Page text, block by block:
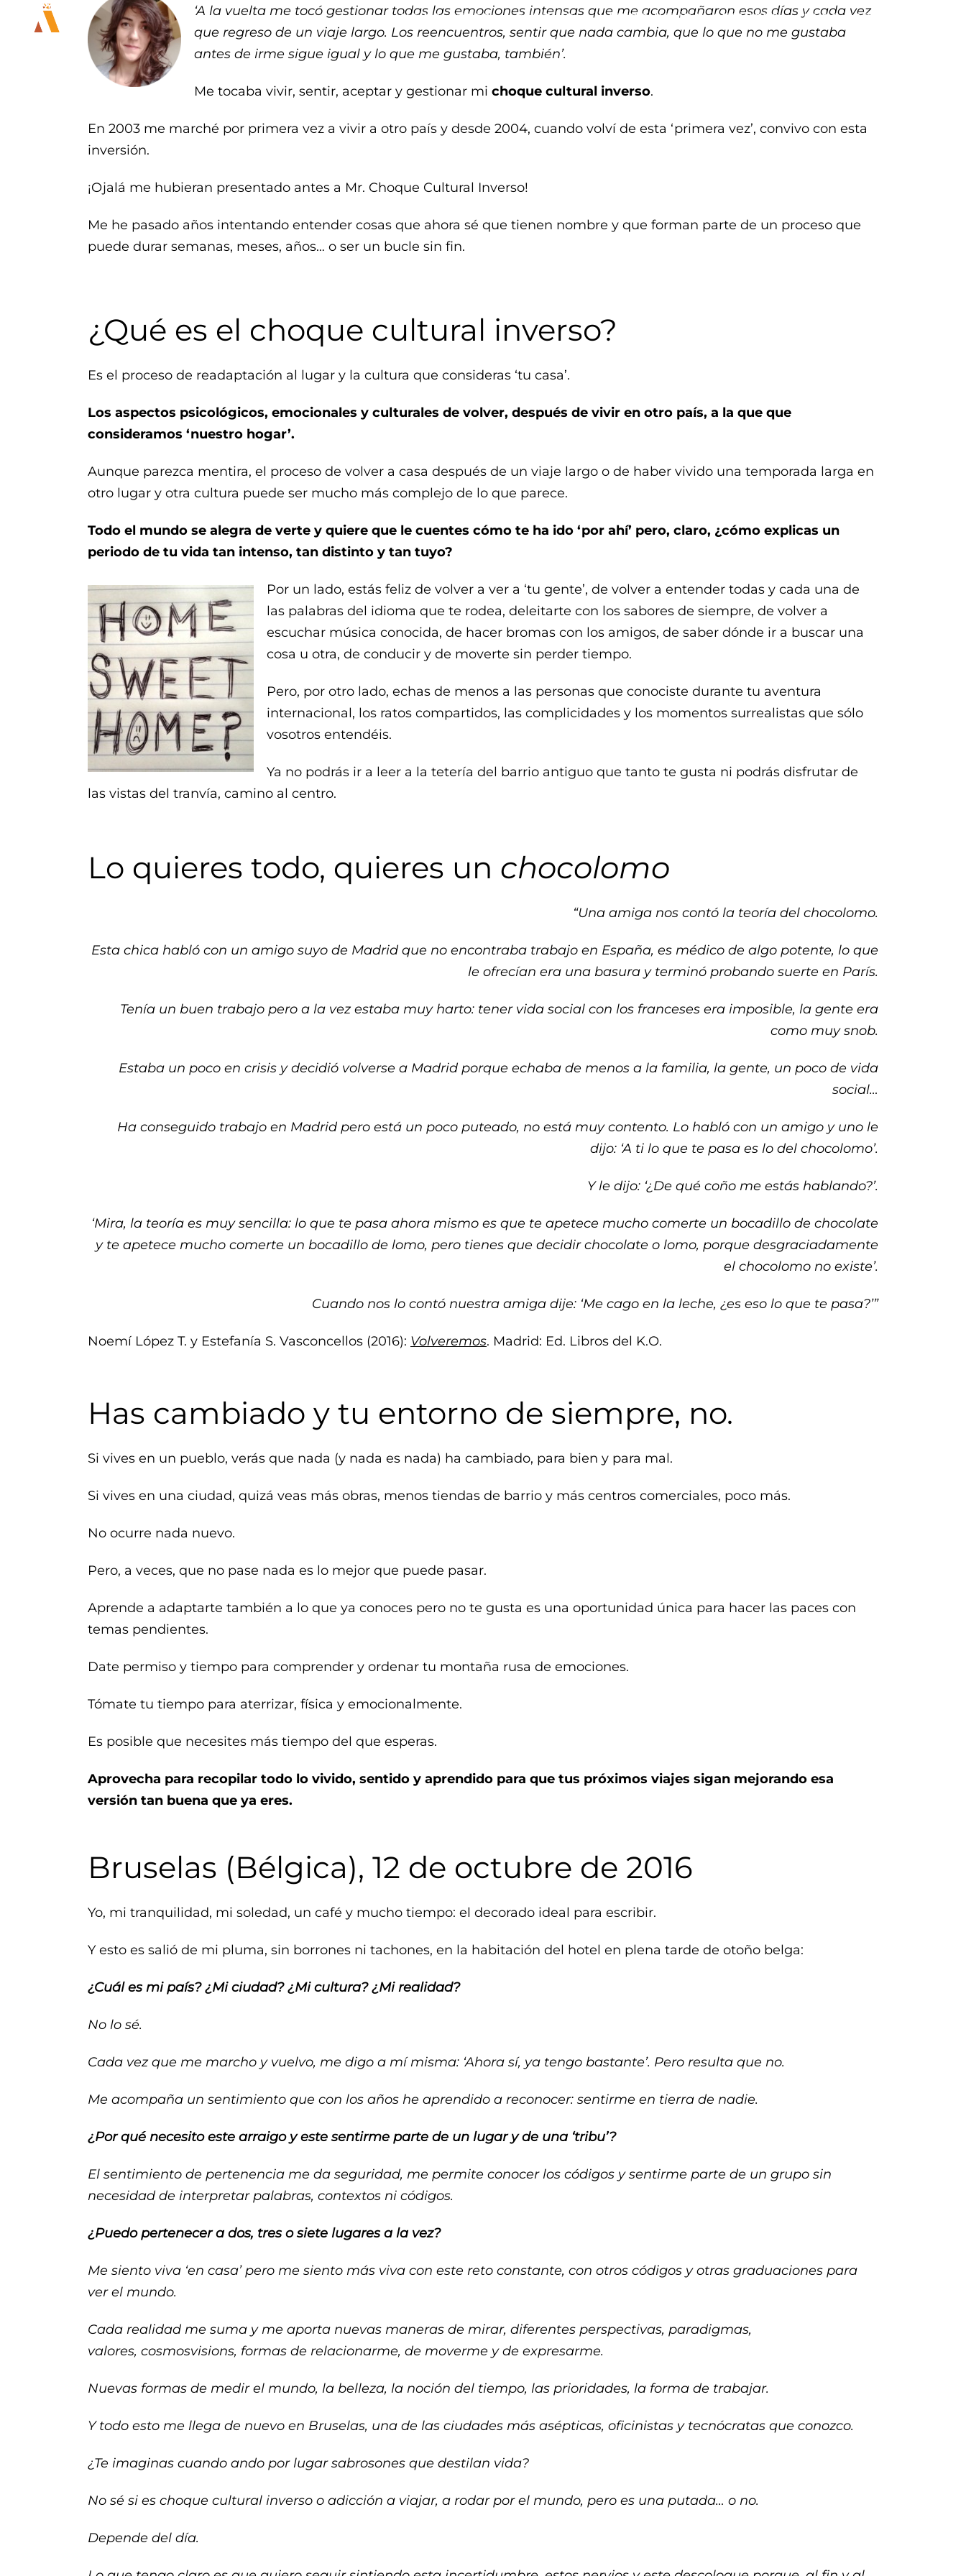
NEWSLETTER FANZINE INTERCULTURAL SERVICES BLOG HASTA 2022
‘A la vuelta me tocó gestionar todas las emociones intensas que me acompañaron esos días y cada vez
que regreso de un viaje largo. Los reencuentros, sentir que nada cambia, que lo que no me gustaba
antes de irme sigue igual y lo que me gustaba, también’.
Me tocaba vivir, sentir, aceptar y gestionar mi choque cultural inverso.
En 2003 me marché por primera vez a vivir a otro país y desde 2004, cuando volví de esta ‘primera vez’, convivo con esta
inversión.
¡Ojalá me hubieran presentado antes a Mr. Choque Cultural Inverso!
Me he pasado años intentando entender cosas que ahora sé que tienen nombre y que forman parte de un proceso que
puede durar semanas, meses, años… o ser un bucle sin fin.
¿Qué es el choque cultural inverso?
Es el proceso de readaptación al lugar y la cultura que consideras ‘tu casa’.
Los aspectos psicológicos, emocionales y culturales de volver, después de vivir en otro país, a la que que
consideramos ‘nuestro hogar’.
Aunque parezca mentira, el proceso de volver a casa después de un viaje largo o de haber vivido una temporada larga en
otro lugar y otra cultura puede ser mucho más complejo de lo que parece.
Todo el mundo se alegra de verte y quiere que le cuentes cómo te ha ido ‘por ahí’ pero, claro, ¿cómo explicas un
periodo de tu vida tan intenso, tan distinto y tan tuyo?
Por un lado, estás feliz de volver a ver a ‘tu gente’, de volver a entender todas y cada una de
las palabras del idioma que te rodea, deleitarte con los sabores de siempre, de volver a
escuchar música conocida, de hacer bromas con los amigos, de saber dónde ir a buscar una
cosa u otra, de conducir y de moverte sin perder tiempo.
Pero, por otro lado, echas de menos a las personas que conociste durante tu aventura
internacional, los ratos compartidos, las complicidades y los momentos surrealistas que sólo
vosotros entendéis.
Ya no podrás ir a leer a la tetería del barrio antiguo que tanto te gusta ni podrás disfrutar de
las vistas del tranvía, camino al centro.
Lo quieres todo, quieres un chocolomo
“Una amiga nos contó la teoría del chocolomo.
Esta chica habló con un amigo suyo de Madrid que no encontraba trabajo en España, es médico de algo potente, lo que
le ofrecían era una basura y terminó probando suerte en París.
Tenía un buen trabajo pero a la vez estaba muy harto: tener vida social con los franceses era imposible, la gente era
como muy snob.
Estaba un poco en crisis y decidió volverse a Madrid porque echaba de menos a la familia, la gente, un poco de vida
social…
Ha conseguido trabajo en Madrid pero está un poco puteado, no está muy contento. Lo habló con un amigo y uno le
dijo: ‘A ti lo que te pasa es lo del chocolomo’.
Y le dijo: ‘¿De qué coño me estás hablando?’.
‘Mira, la teoría es muy sencilla: lo que te pasa ahora mismo es que te apetece mucho comerte un bocadillo de chocolate
y te apetece mucho comerte un bocadillo de lomo, pero tienes que decidir chocolate o lomo, porque desgraciadamente
el chocolomo no existe’.
Cuando nos lo contó nuestra amiga dije: ‘Me cago en la leche, ¿es eso lo que te pasa?’”
Noemí López T. y Estefanía S. Vasconcellos (2016): Volveremos. Madrid: Ed. Libros del K.O.
Has cambiado y tu entorno de siempre, no.
Si vives en un pueblo, verás que nada (y nada es nada) ha cambiado, para bien y para mal.
Si vives en una ciudad, quizá veas más obras, menos tiendas de barrio y más centros comerciales, poco más.
No ocurre nada nuevo.
Pero, a veces, que no pase nada es lo mejor que puede pasar.
Aprende a adaptarte también a lo que ya conoces pero no te gusta es una oportunidad única para hacer las paces con
temas pendientes.
Date permiso y tiempo para comprender y ordenar tu montaña rusa de emociones.
Tómate tu tiempo para aterrizar, física y emocionalmente.
Es posible que necesites más tiempo del que esperas.
Aprovecha para recopilar todo lo vivido, sentido y aprendido para que tus próximos viajes sigan mejorando esa
versión tan buena que ya eres.
Bruselas (Bélgica), 12 de octubre de 2016
Yo, mi tranquilidad, mi soledad, un café y mucho tiempo: el decorado ideal para escribir.
Y esto es salió de mi pluma, sin borrones ni tachones, en la habitación del hotel en plena tarde de otoño belga:
¿Cuál es mi país? ¿Mi ciudad? ¿Mi cultura? ¿Mi realidad?
No lo sé.
Cada vez que me marcho y vuelvo, me digo a mí misma: ‘Ahora sí, ya tengo bastante’. Pero resulta que no.
Me acompaña un sentimiento que con los años he aprendido a reconocer: sentirme en tierra de nadie.
¿Por qué necesito este arraigo y este sentirme parte de un lugar y de una ‘tribu’?
El sentimiento de pertenencia me da seguridad, me permite conocer los códigos y sentirme parte de un grupo sin
necesidad de interpretar palabras, contextos ni códigos.
¿Puedo pertenecer a dos, tres o siete lugares a la vez?
Me siento viva ‘en casa’ pero me siento más viva con este reto constante, con otros códigos y otras graduaciones para
ver el mundo.
Cada realidad me suma y me aporta nuevas maneras de mirar, diferentes perspectivas, paradigmas,
valores, cosmosvisions, formas de relacionarme, de moverme y de expresarme.
Nuevas formas de medir el mundo, la belleza, la noción del tiempo, las prioridades, la forma de trabajar.
Y todo esto me llega de nuevo en Bruselas, una de las ciudades más asépticas, oficinistas y tecnócratas que conozco.
¿Te imaginas cuando ando por lugar sabrosones que destilan vida?
No sé si es choque cultural inverso o adicción a viajar, a rodar por el mundo, pero es una putada… o no.
Depende del día.